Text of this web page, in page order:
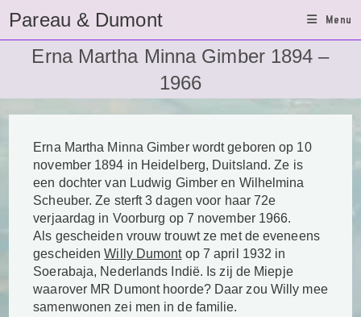
naar
inhoud
Pareau & Dumont Menu
Erna Martha Minna Gimber 1894 –
1966
Erna Martha Minna Gimber wordt geboren op 10
november 1894 in Heidelberg, Duitsland. Ze is
een dochter van Ludwig Gimber en Wilhelmina
Scheuber. Ze sterft 3 dagen voor haar 72e
verjaardag in Voorburg op 7 november 1966.
Als gescheiden vrouw trouwt ze met de eveneens
gescheidenWilly Dumontop 7 april 1932 in
Soerabaja, Nederlands Indië. Is zij de Miepje
waarover MR Dumont hoorde? Daar zou Willy mee
samenwonen zei men in de familie.